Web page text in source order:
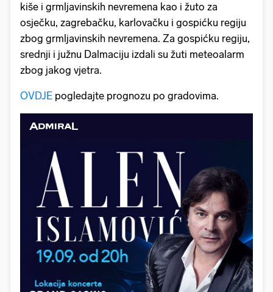
kiše i grmljavinskih nevremena kao i žuto za
osječku, zagrebačku, karlovačku i gospićku regiju
zbog grmljavinskih nevremena. Za gospićku regiju,
srednji i južnu Dalmaciju izdali su žuti meteoalarm
zbog jakog vjetra.
OVDJE pogledajte prognozu po gradovima.